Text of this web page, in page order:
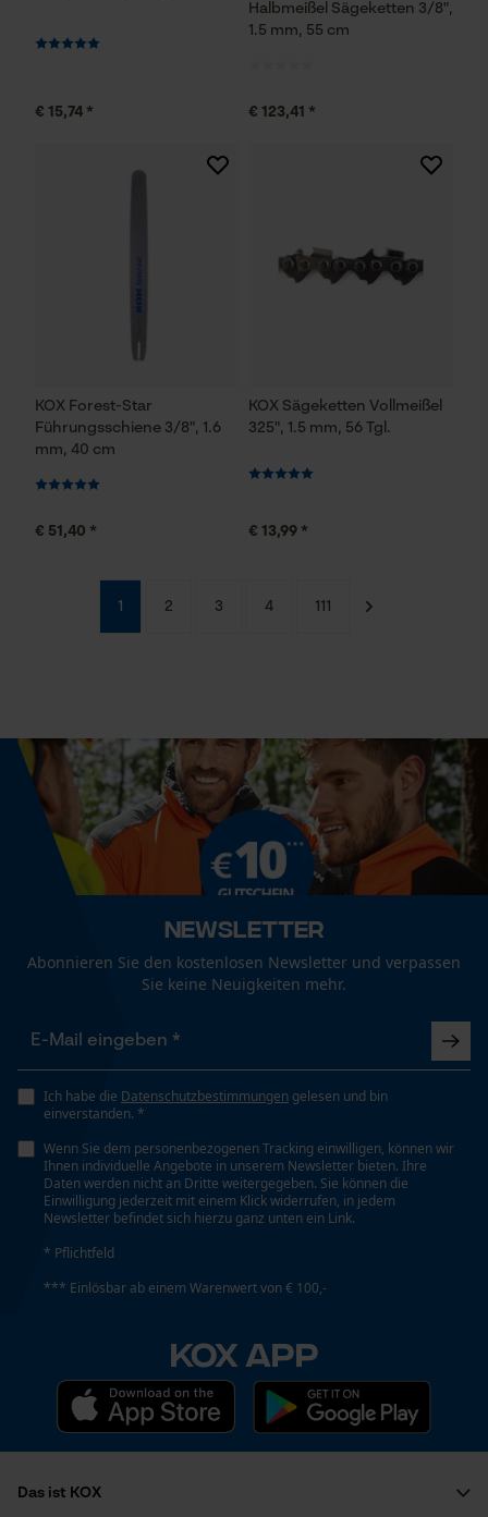
€ 15,74 *
Halbmeißel Sägeketten 3/8",
1.5 mm, 55 cm
€ 123,41 *
KOX Forest-Star
Führungsschiene 3/8", 1.6
mm, 40 cm
€ 51,40 *
KOX Sägeketten Vollmeißel
325", 1.5 mm, 56 Tgl.
€ 13,99 *
1 2 3 4 111
Newsletter
Abonnieren Sie den kostenlosen Newsletter und verpassen
Sie keine Neuigkeiten mehr.
Ich habe die Datenschutzbestimmungen gelesen und bin
einverstanden. *
Wenn Sie dem personenbezogenen Tracking einwilligen, können wir
Ihnen individuelle Angebote in unserem Newsletter bieten. Ihre
Daten werden nicht an Dritte weitergegeben. Sie können die
Einwilligung jederzeit mit einem Klick widerrufen, in jedem
Newsletter befindet sich hierzu ganz unten ein Link.
* Pflichtfeld
*** Einlösbar ab einem Warenwert von € 100,-
KOX APP
Das ist KOX
Gespeicherter Warenkorb
Google Maps
Marketing Cookies
Microsoft Advertising Universal
Event Tracking